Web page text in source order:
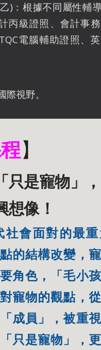
)：根據不同屬性輔
丙級證照、會計事
電腦輔助證照、
視野。
】
只是寵物」
想像！
社會面對的最
的結構改變，
角色，「毛小
寵物的觀點，
成員」，被重
只是寵物」，